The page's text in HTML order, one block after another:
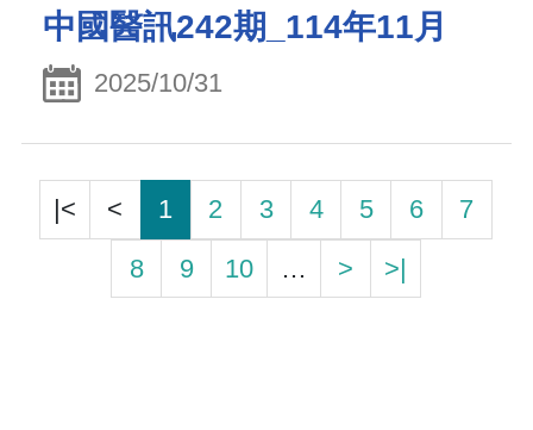
中國醫訊242期_114年11月
2025/10/31
|< < 1 2 3 4 5 6
7
8
9 10 … > >|